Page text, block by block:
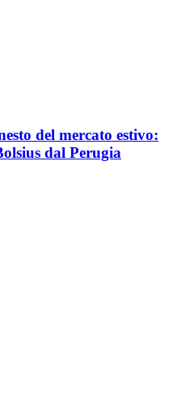
del mercato estivo:
dal Perugia